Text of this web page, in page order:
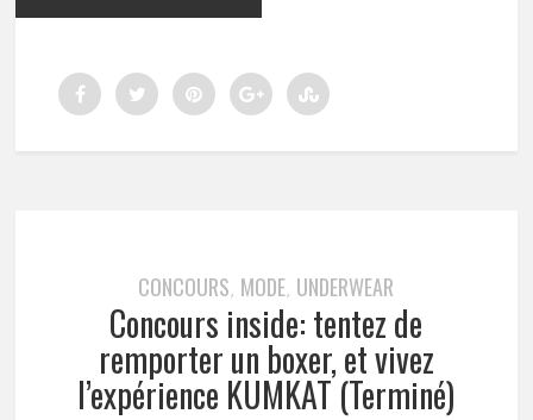
CONCOURS, MODE, UNDERWEAR
Concours inside: tentez de
remporter un boxer, et vivez
l’expérience KUMKAT (Terminé)